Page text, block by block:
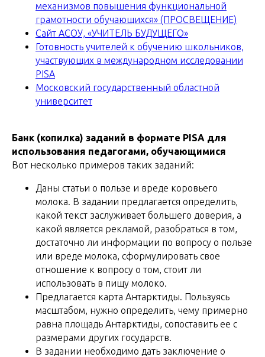
механизмов повышения функциональной
грамотности обучающихся» (ПРОСВЕЩЕНИЕ)
Сайт АСОУ, «УЧИТЕЛЬ БУДУЩЕГО»
Готовность учителей к обучению школьников,
участвующих в международном исследовании
PISA
Московский государственный областной
университет
Банк (копилка) заданий в формате PISA для
использования педагогами, обучающимися
Вот несколько примеров таких заданий:
Даны статьи о пользе и вреде коровьего
молока. В задании предлагается определить,
какой текст заслуживает большего доверия, а
какой является рекламой, разобраться в том,
достаточно ли информации по вопросу о пользе
или вреде молока, сформулировать свое
отношение к вопросу о том, стоит ли
использовать в пищу молоко.
Предлагается карта Антарктиды. Пользуясь
масштабом, нужно определить, чему примерно
равна площадь Антарктиды, сопоставить ее с
размерами других государств.
В задании необходимо дать заключение о